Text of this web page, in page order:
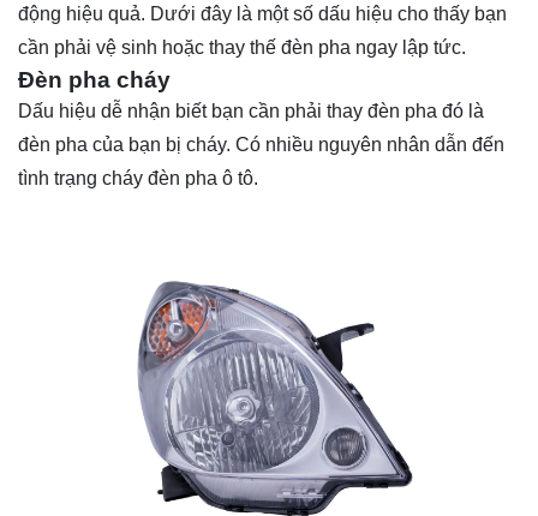
động hiệu quả. Dưới đây là một số dấu hiệu cho thấy bạn
cần phải vệ sinh hoặc thay thế đèn pha ngay lập tức.
Đèn pha cháy
Dấu hiệu dễ nhận biết bạn cần phải thay đèn pha đó là
đèn pha của bạn bị cháy. Có nhiều nguyên nhân dẫn đến
tình trạng cháy đèn pha ô tô.